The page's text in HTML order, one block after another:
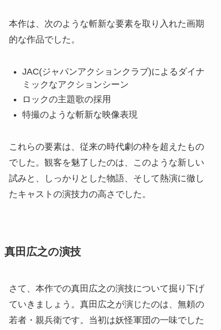
本作は、次のような斬新な要素を取り入れた画期
的な作品でした。
JAC(ジャパンアクションクラブ)によるダイナ
ミックなアクションシーン
ロックの主題歌の採用
特撮のような斬新な映像表現
これらの要素は、従来の時代劇の枠を超えたもの
でした。観客を魅了したのは、このような新しい
試みと、しっかりとした物語、そして熱演に徹し
たキャストの演技力の高さでした。
真田広之の演技
さて、本作での真田広之の演技について掘り下げ
ていきましょう。真田広之が演じたのは、無頼の
若者・親兵衛です。当初は妖怪軍団の一味でした